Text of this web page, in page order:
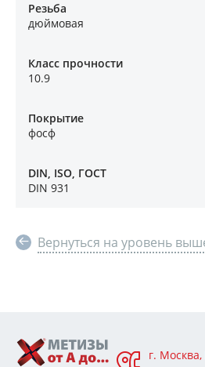
Резьба
дюймовая
Класс прочности
10.9
Покрытие
фосф
DIN, ISO, ГОСТ
DIN 931
Вернуться на уровень
г. Москва,